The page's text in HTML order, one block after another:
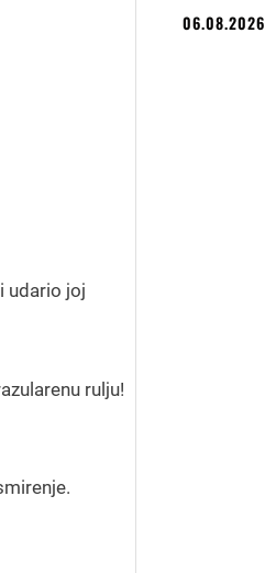
udario joj
rulju!
06.08.2026